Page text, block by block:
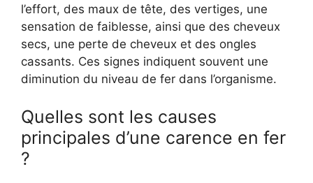
l’effort, des maux de tête, des vertiges, une
sensation de faiblesse, ainsi que des cheveux
secs, une perte de cheveux et des ongles
cassants. Ces signes indiquent souvent une
diminution du niveau de fer dans l’organisme.
Quelles sont les causes
principales d’une carence en fer
?